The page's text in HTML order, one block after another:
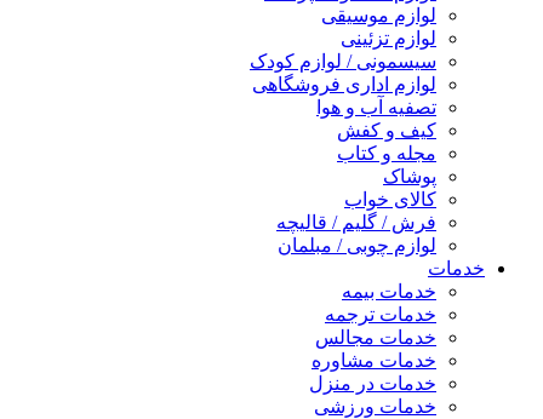
لوازم موسیقی
لوازم تزئینی
سیسمونی / لوازم کودک
لوازم اداری فروشگاهی
تصفیه آب و هوا
کیف و کفش
مجله و کتاب
پوشاک
کالای خواب
فرش / گلیم / قالیچه
لوازم چوبی / مبلمان
خدمات
خدمات بیمه
خدمات ترجمه
خدمات مجالس
خدمات مشاوره
خدمات در منزل
خدمات ورزشی